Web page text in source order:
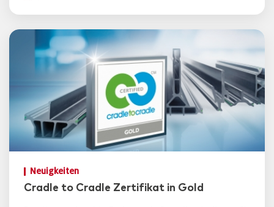
Neuigkeiten
Cradle to Cradle Zertifikat in Gold